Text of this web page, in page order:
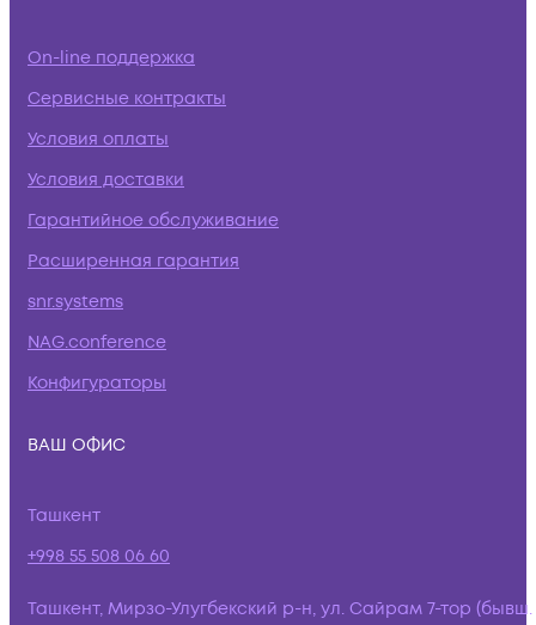
On-line поддержка
Сервисные контракты
Условия оплаты
Условия доставки
Гарантийное обслуживание
Расширенная гарантия
snr.systems
NAG.conference
Конфигураторы
ВАШ ОФИС
Ташкент
+998 55 508 06 60
Ташкент, Мирзо-Улугбекский р-н, ул. Сайрам 7-тор (бывш.